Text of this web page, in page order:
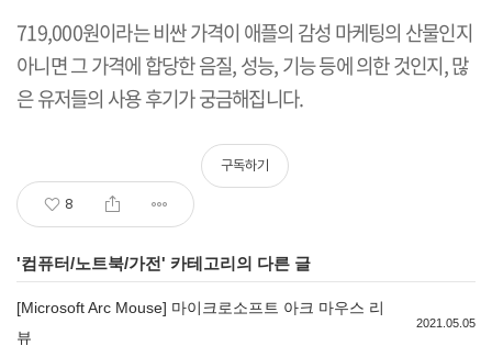
719,000원이라는 비싼 가격이 애플의 감성 마케팅의 산물인지
아니면 그 가격에 합당한 음질,성능,기능 등에 의한 것인지,많
은 유저들의 사용 후기가 궁금해집니다.
8
구독하기
'컴퓨터/노트북/가전' 카테고리의 다른 글
[Microsoft Arc Mouse] 마이크로소프트 아크 마우스 리
뷰
2021.05.05